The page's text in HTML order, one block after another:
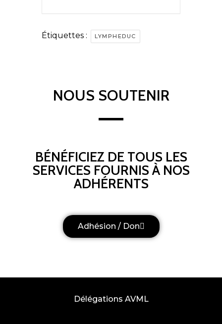
Étiquettes : LYMPHEDUC
NOUS SOUTENIR
BÉNÉFICIEZ DE TOUS LES
SERVICES FOURNIS À NOS
ADHÉRENTS
Adhésion / Don
Délégations AVML